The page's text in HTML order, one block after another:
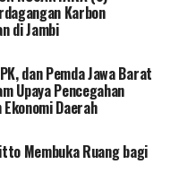
melahirkan tertib
bisa
tersertipikatkan, NOP
dan kelayakan, dan
areal
serta seluruh areal
untuk publik,”
Karbon
di Jambi
dan Pemda Jawa Barat
Upaya Pencegahan
Daerah
Membuka Ruang bagi